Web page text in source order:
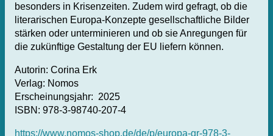
besonders in Krisenzeiten. Zudem wird gefragt, ob die
literarischen Europa-Konzepte gesellschaftliche Bilder
stärken oder unterminieren und ob sie Anregungen für
die zukünftige Gestaltung der EU liefern können.
Autorin: Corina Erk
Verlag: Nomos
Erscheinungsjahr: 2025
ISBN: 978-3-98740-207-4
https://www.nomos-shop.de/de/p/europa-gr-978-3-